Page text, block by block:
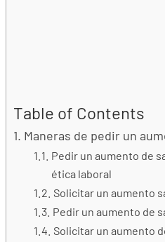
Table of Contents
Maneras de pedir un
Pedir un aumento de
ética laboral
Solicitar un aumento
Pedir un aumento de
Solicitar un aumento